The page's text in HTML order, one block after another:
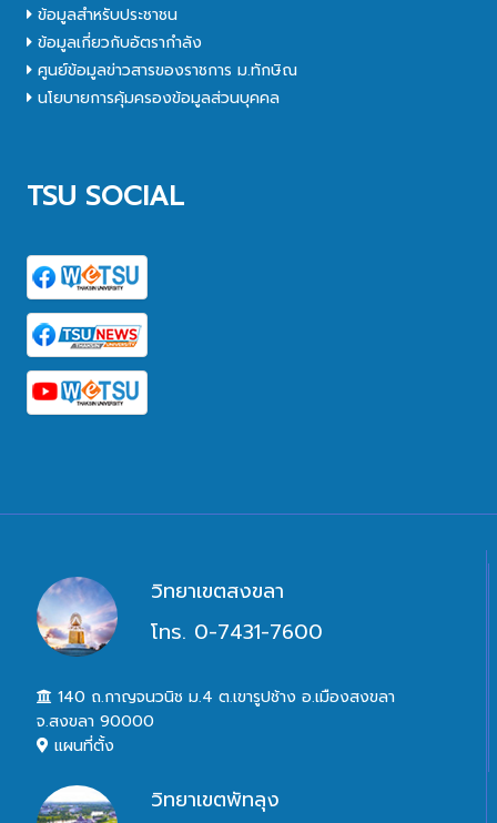
ข้อมูลสำหรับประชาชน
ข้อมูลเกี่ยวกับอัตรากำลัง
ศูนย์ข้อมูลข่าวสารของราชการ ม.ทักษิณ
นโยบายการคุ้มครองข้อมูลส่วนบุคคล
TSU SOCIAL
วิทยาเขตสงขลา
โทร. 0-7431-7600
140 ถ.กาญจนวนิช ม.4 ต.เขารูปช้าง อ.เมืองสงขลา
จ.สงขลา 90000
แผนที่ตั้ง
วิทยาเขตพัทลุง